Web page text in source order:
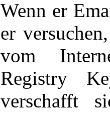
Wenn er
er
vom
Registry
verschafft